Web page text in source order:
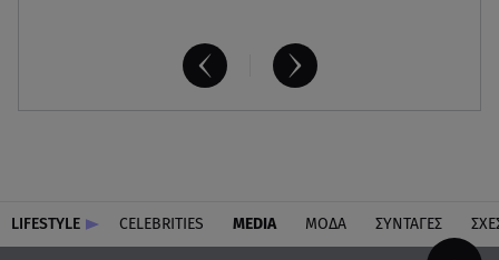
LIFESTYLE CELEBRITIES MEDIA ΜΟΔΑ ΣΥΝΤΑΓΕΣ